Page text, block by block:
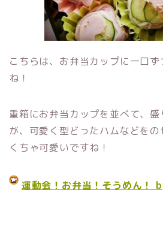
こちらは、お弁当カップに一口
ね！
重箱にお弁当カップを並べて、
が、可愛く型どったハムなどを
くちゃ可愛いですね！
運動会！お弁当！そうめん！